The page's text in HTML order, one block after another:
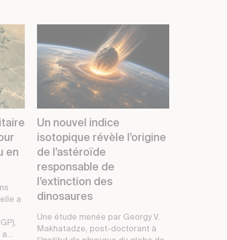
en
a
Un nouvel indice
isotopique révèle l’origine
de l’astéroïde
responsable de
l’extinction des
dinosaures
Une étude menée par Georgy V.
Makhatadze, post-doctorant à